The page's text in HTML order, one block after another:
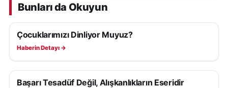
Bunları da Okuyun
KÖŞE YAZILARI
Çocuklarımızı Dinliyor Muyuz?
Haberin Detayı →
KÖŞE YAZILARI
Başarı Tesadüf Değil, Alışkanlıkların Eseridir